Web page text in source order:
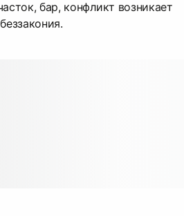
бар, конфликт возникает